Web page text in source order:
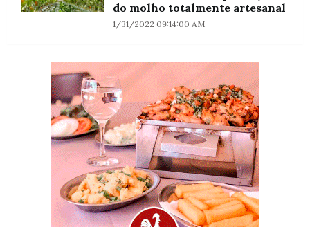
do molho totalmente artesanal
1/31/2022 09:14:00 AM